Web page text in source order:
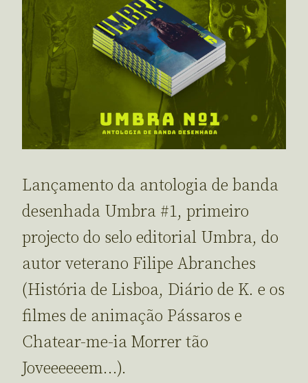
Lançamento da antologia de banda
desenhada Umbra #1, primeiro
projecto do selo editorial Umbra, do
autor veterano Filipe Abranches
(História de Lisboa, Diário de K. e os
filmes de animação Pássaros e
Chatear-me-ia Morrer tão
Joveeeeeem…).